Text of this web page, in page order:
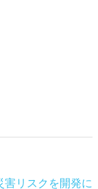
リスクを開発に